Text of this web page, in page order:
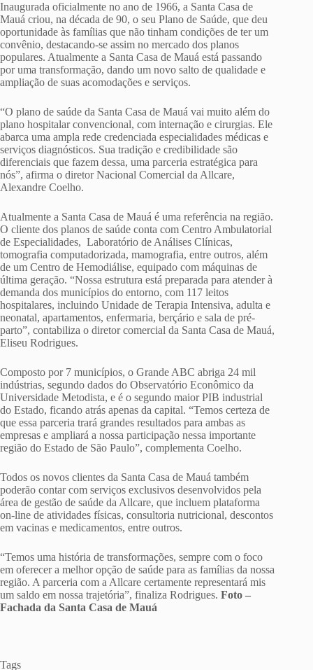
Inaugurada oficialmente no ano de 1966, a Santa Casa de
Mauá criou, na década de 90, o seu Plano de Saúde, que deu
oportunidade às famílias que não tinham condições de ter um
convênio, destacando-se assim no mercado dos planos
populares. Atualmente a Santa Casa de Mauá está passando
por uma transformação, dando um novo salto de qualidade e
ampliação de suas acomodações e serviços.
“O plano de saúde da Santa Casa de Mauá vai muito além do
plano hospitalar convencional, com internação e cirurgias. Ele
abarca uma ampla rede credenciada especialidades médicas e
serviços diagnósticos. Sua tradição e credibilidade são
diferenciais que fazem dessa, uma parceria estratégica para
nós”, afirma o diretor Nacional Comercial da Allcare,
Alexandre Coelho.
Atualmente a Santa Casa de Mauá é uma referência na região.
O cliente dos planos de saúde conta com Centro Ambulatorial
de Especialidades, Laboratório de Análises Clínicas,
tomografia computadorizada, mamografia, entre outros, além
de um Centro de Hemodiálise, equipado com máquinas de
última geração. “Nossa estrutura está preparada para atender à
demanda dos municípios do entorno, com 117 leitos
hospitalares, incluindo Unidade de Terapia Intensiva, adulta e
neonatal, apartamentos, enfermaria, berçário e sala de pré-
parto”, contabiliza o diretor comercial da Santa Casa de Mauá,
Eliseu Rodrigues.
Composto por 7 municípios, o Grande ABC abriga 24 mil
indústrias, segundo dados do Observatório Econômico da
Universidade Metodista, e é o segundo maior PIB industrial
do Estado, ficando atrás apenas da capital. “Temos certeza de
que essa parceria trará grandes resultados para ambas as
empresas e ampliará a nossa participação nessa importante
região do Estado de São Paulo”, complementa Coelho.
Todos os novos clientes da Santa Casa de Mauá também
poderão contar com serviços exclusivos desenvolvidos pela
área de gestão de saúde da Allcare, que incluem plataforma
on-line de atividades físicas, consultoria nutricional, descontos
em vacinas e medicamentos, entre outros.
“Temos uma história de transformações, sempre com o foco
em oferecer a melhor opção de saúde para as famílias da nossa
região. A parceria com a Allcare certamente representará mis
um saldo em nossa trajetória”, finaliza Rodrigues. Foto –
Fachada da Santa Casa de Mauá
Tags